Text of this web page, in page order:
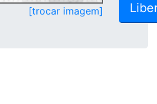
[trocar imagem]